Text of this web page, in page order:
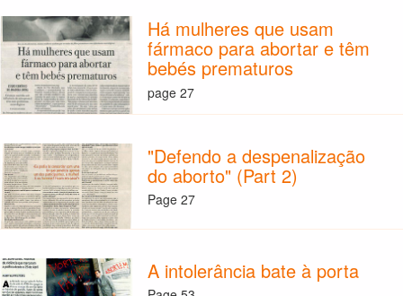
Há mulheres que usam
fármaco para abortar e têm
bebés prematuros
page 27
"Defendo a despenalização
do aborto" (Part 2)
Page 27
A intolerância bate à porta